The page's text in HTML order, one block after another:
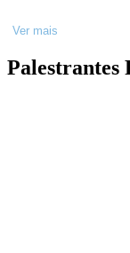
construção de novas
inserção social de grupos
Patriarcal" e "Educação Musical na Diversidade: construindo um
Ver mais
Palestrantes